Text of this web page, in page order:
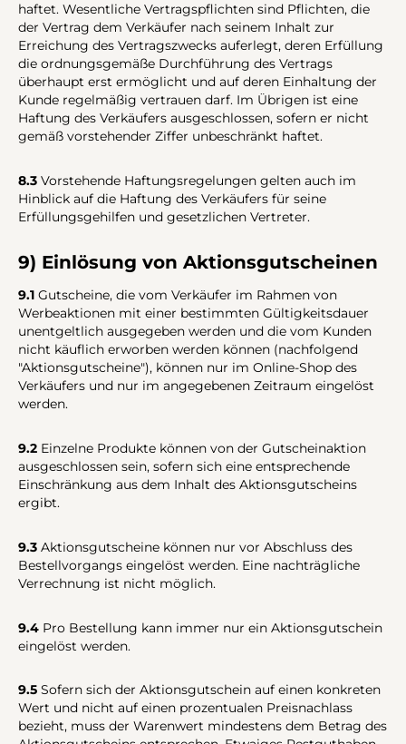
haftet. Wesentliche Vertragspflichten sind Pflichten, die
der Vertrag dem Verkäufer nach seinem Inhalt zur
Erreichung des Vertragszwecks auferlegt, deren Erfüllung
die ordnungsgemäße Durchführung des Vertrags
überhaupt erst ermöglicht und auf deren Einhaltung der
Kunde regelmäßig vertrauen darf. Im Übrigen ist eine
Haftung des Verkäufers ausgeschlossen, sofern er nicht
gemäß vorstehender Ziffer unbeschränkt haftet.
8.3 Vorstehende Haftungsregelungen gelten auch im
Hinblick auf die Haftung des Verkäufers für seine
Erfüllungsgehilfen und gesetzlichen Vertreter.
9) Einlösung von Aktionsgutscheinen
9.1 Gutscheine, die vom Verkäufer im Rahmen von
Werbeaktionen mit einer bestimmten Gültigkeitsdauer
unentgeltlich ausgegeben werden und die vom Kunden
nicht käuflich erworben werden können (nachfolgend
"Aktionsgutscheine"), können nur im Online-Shop des
Verkäufers und nur im angegebenen Zeitraum eingelöst
werden.
9.2 Einzelne Produkte können von der Gutscheinaktion
ausgeschlossen sein, sofern sich eine entsprechende
Einschränkung aus dem Inhalt des Aktionsgutscheins
ergibt.
9.3 Aktionsgutscheine können nur vor Abschluss des
Bestellvorgangs eingelöst werden. Eine nachträgliche
Verrechnung ist nicht möglich.
9.4 Pro Bestellung kann immer nur ein Aktionsgutschein
eingelöst werden.
9.5 Sofern sich der Aktionsgutschein auf einen konkreten
Wert und nicht auf einen prozentualen Preisnachlass
bezieht, muss der Warenwert mindestens dem Betrag des